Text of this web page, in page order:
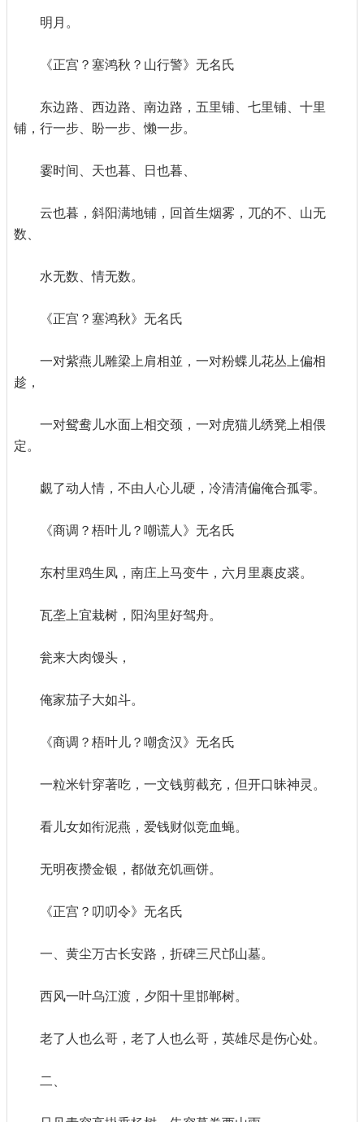
明月。
《正宫？塞鸿秋？山行警》无名氏
东边路、西边路、南边路，五里铺、七里铺、十里
铺，行一步、盼一步、懒一步。
霎时间、天也暮、日也暮、
云也暮，斜阳满地铺，回首生烟雾，兀的不、山无
数、
水无数、情无数。
《正宫？塞鸿秋》无名氏
一对紫燕儿雕梁上肩相並，一对粉蝶儿花丛上偏相
趁，
一对鸳鸯儿水面上相交颈，一对虎猫儿绣凳上相偎
定。
覷了动人情，不由人心儿硬，冷清清偏俺合孤零。
《商调？梧叶儿？嘲谎人》无名氏
东村里鸡生凤，南庄上马变牛，六月里裹皮裘。
瓦垄上宜栽树，阳沟里好驾舟。
瓮来大肉馒头，
俺家茄子大如斗。
《商调？梧叶儿？嘲贪汉》无名氏
一粒米针穿著吃，一文钱剪截充，但开口昧神灵。
看儿女如衔泥燕，爱钱财似竞血蝇。
无明夜攒金银，都做充饥画饼。
《正宫？叨叨令》无名氏
一、黄尘万古长安路，折碑三尺邙山墓。
西风一叶乌江渡，夕阳十里邯郸树。
老了人也么哥，老了人也么哥，英雄尽是伤心处。
二、